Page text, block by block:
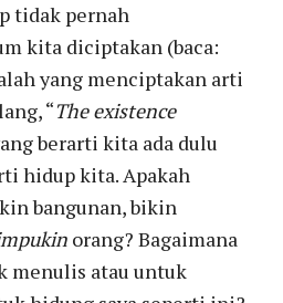
tidak pernah
kita diciptakan (baca:
yang menciptakan arti
“The existence
berarti kita ada dulu
hidup kita. Apakah
bangunan, bikin
orang? Bagaimana
menulis atau untuk